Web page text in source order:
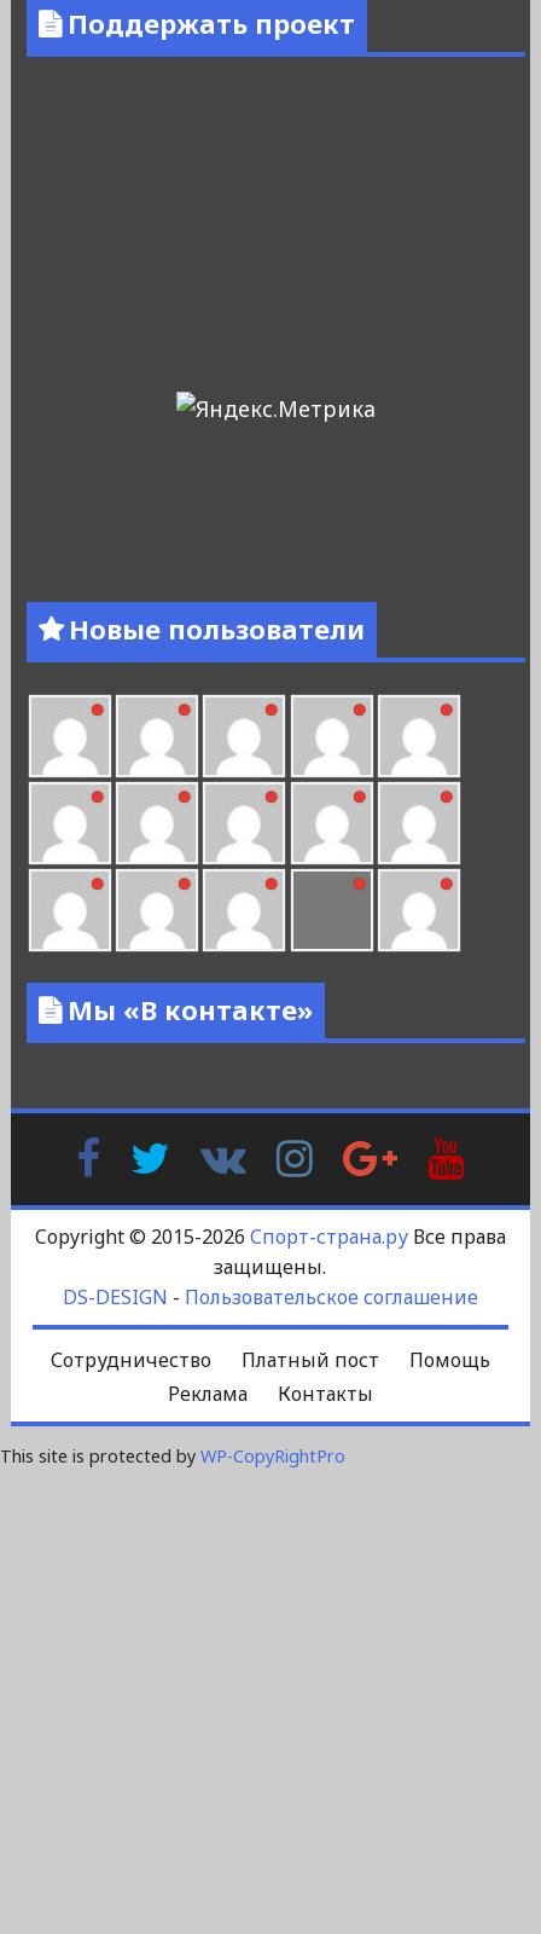
Поддержать проект
Новые пользователи
Мы «В контакте»
FacebookTwitter
Контакте
InstagramGoogle
Plus
Copyright © 2015-2026 Спорт-страна.руВсе права
защищены.
DS-DESIGN - Пользовательское соглашение
Сотрудничество Платный пост
Помощь
Реклама
Контакты
This site is protected by WP-CopyRightPro